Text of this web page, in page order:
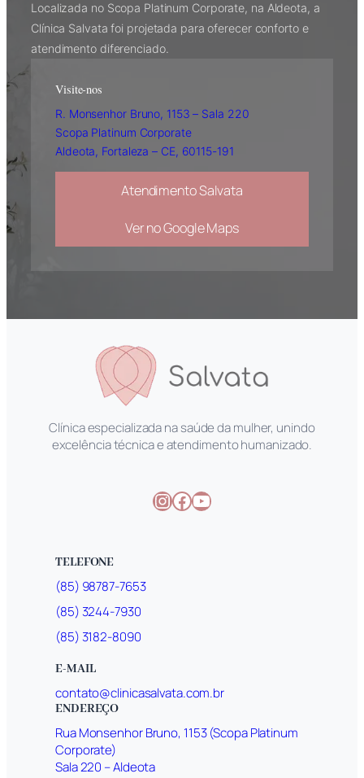
Localizada no Scopa Platinum Corporate, na Aldeota, a
Clínica Salvata foi projetada para oferecer conforto e
atendimento diferenciado.
Visite-nos
R. Monsenhor Bruno, 1153 – Sala 220
Scopa Platinum Corporate
Aldeota, Fortaleza – CE, 60115-191
Atendimento Salvata
Ver no Google Maps
Clínica especializada na saúde da mulher, unindo
excelência técnica e atendimento humanizado.
InstagramFacebook Youtube
TELEFONE
(85) 98787-7653
(85) 3244-7930
(85) 3182-8090
E-MAIL
contato@clinicasalvata.com.br
ENDEREÇO
Rua Monsenhor Bruno, 1153 (Scopa Platinum
Corporate)
Sala 220 – Aldeota